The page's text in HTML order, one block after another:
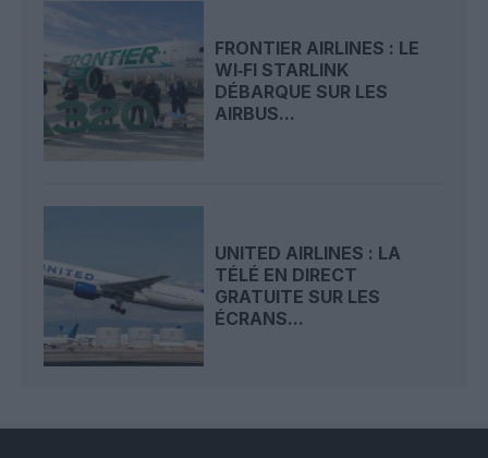
FRONTIER AIRLINES : LE
WI‑FI STARLINK
DÉBARQUE SUR LES
AIRBUS...
UNITED AIRLINES : LA
TÉLÉ EN DIRECT
GRATUITE SUR LES
ÉCRANS...